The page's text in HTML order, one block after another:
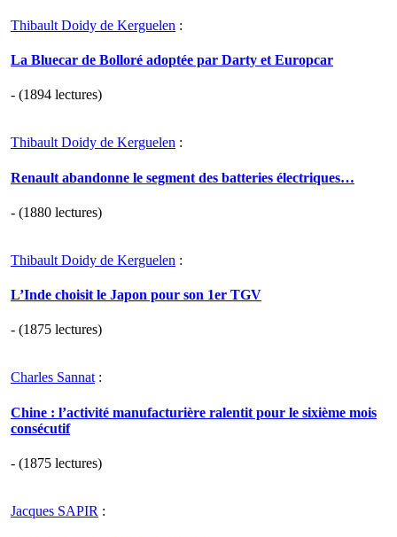
Thibault Doidy de Kerguelen :
La Bluecar de Bolloré adoptée par Darty et Europcar
- (1894 lectures)
Thibault Doidy de Kerguelen :
Renault abandonne le segment des batteries électriques…
- (1880 lectures)
Thibault Doidy de Kerguelen :
L’Inde choisit le Japon pour son 1er TGV
- (1875 lectures)
Charles Sannat :
Chine : l’activité manufacturière ralentit pour le sixième mois
consécutif
- (1875 lectures)
Jacques SAPIR :